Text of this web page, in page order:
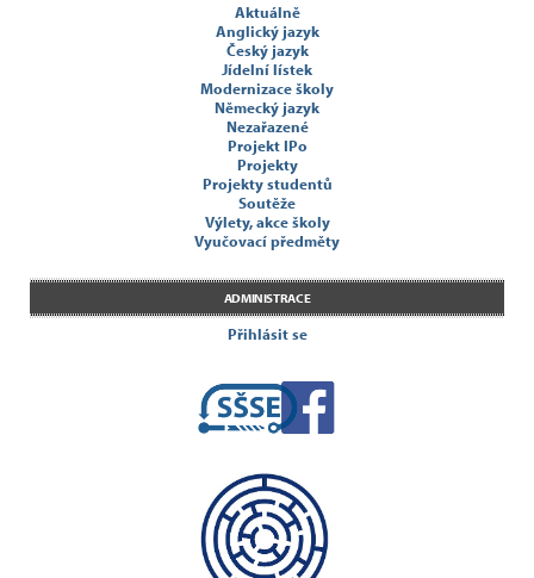
Aktuálně
Anglický jazyk
Český jazyk
Jídelní lístek
Modernizace školy
Německý jazyk
Nezařazené
Projekt IPo
Projekty
Projekty studentů
Soutěže
Výlety, akce školy
Vyučovací předměty
ADMINISTRACE
Přihlásit se